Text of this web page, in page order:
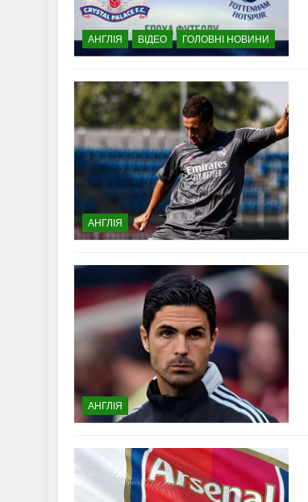
АНГЛІЯ ВІДЕО ГОЛОВНІ НОВИНИ
АНГЛІЯ
АНГЛІЯ